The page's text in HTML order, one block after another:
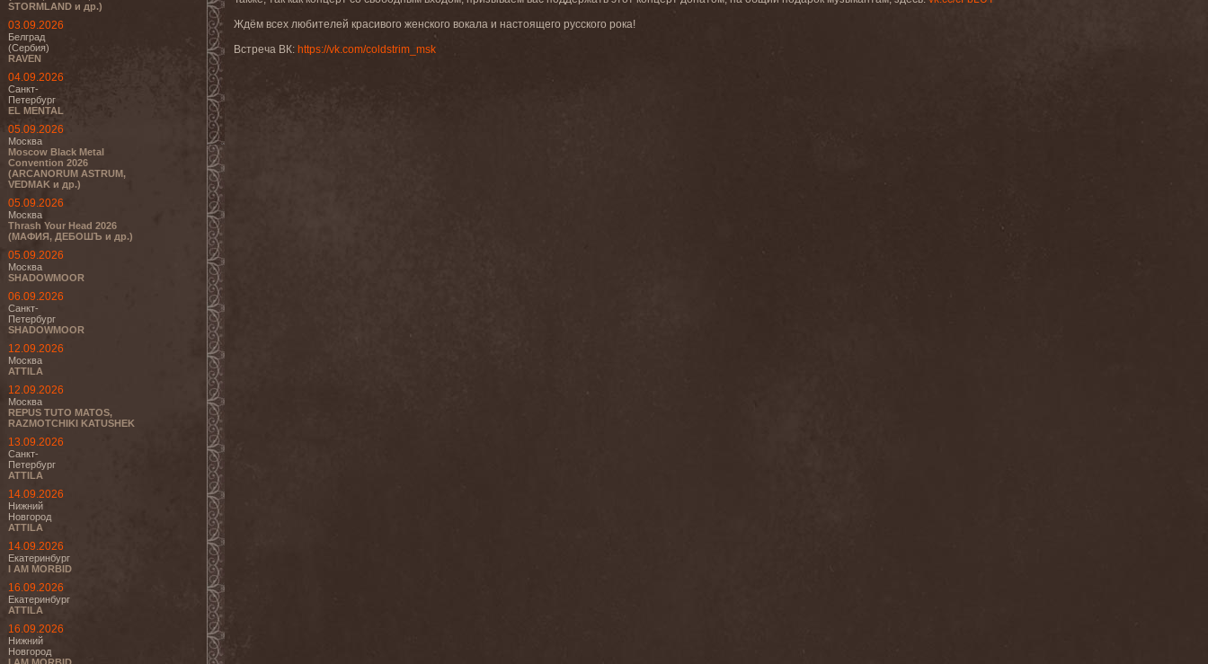
STORMLAND и др.)
03.09.2026
Белград
(Сербия)
RAVEN
04.09.2026
Санкт-
Петербург
EL MENTAL
05.09.2026
Москва
Moscow Black Metal
Convention 2026
(ARCANORUM ASTRUM,
VEDMAK и др.)
05.09.2026
Москва
Thrash Your Head 2026
(МАФИЯ, ДЕБОШЪ и др.)
05.09.2026
Москва
SHADOWMOOR
06.09.2026
Санкт-
Петербург
SHADOWMOOR
12.09.2026
Москва
ATTILA
12.09.2026
Москва
REPUS TUTO MATOS,
RAZMOTCHIKI KATUSHEK
13.09.2026
Санкт-
Петербург
ATTILA
14.09.2026
Нижний
Новгород
ATTILA
14.09.2026
Екатеринбург
I AM MORBID
16.09.2026
Екатеринбург
ATTILA
16.09.2026
Нижний
Новгород
Ждём всех любителей красивого женского вокала и настоящего русского рока!
Встреча ВК: https://vk.com/coldstrim_msk